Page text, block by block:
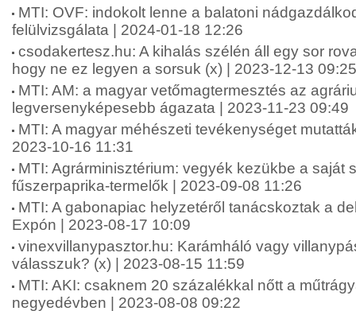
MTI: OVF: indokolt lenne a balatoni
felülvizsgálata | 2024-01-18 12:26
csodakertesz.hu: A kihalás szélén áll egy sor
hogy ne ez legyen a sorsuk (x) | 2023-12-13 09:25
MTI: AM: a magyar vetőmagtermesztés az
legversenyképesebb ágazata | 2023-11-23 09:49
MTI: A magyar méhészeti tevékenységet
2023-10-16 11:31
MTI: Agrárminisztérium: vegyék kezükbe a saját
fűszerpaprika-termelők | 2023-09-08 11:26
MTI: A gabonapiac helyzetéről tanácskoztak a
Expón | 2023-08-17 10:09
vinexvillanypasztor.hu: Karámháló vagy
válasszuk? (x) | 2023-08-15 11:59
MTI: AKI: csaknem 20 százalékkal nőtt a
negyedévben | 2023-08-08 09:22